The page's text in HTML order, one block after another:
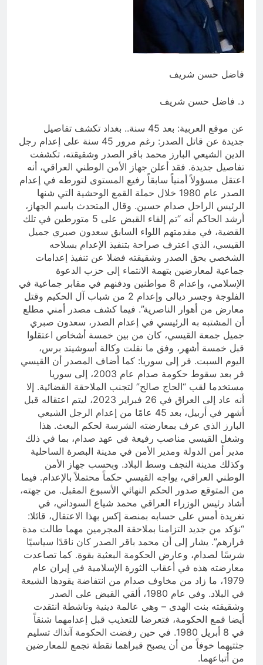
زينب واسطورة الخلود الشيعة
فاضل حسن شريف
د. فاضل حسن شريف
عن موقع العربية: بعد 45 سنة.. بغداد تكشف تفاصيل
جديدة عن قاتل الصدر: رغم مرور 45 سنة على إعدام رجل
الدين الشيعي البارز محمد باقر الصدر وشقيقته، تكشفت
تفاصيل جديدة. فقد أعلن جهاز الأمن الوطني العراقي، أنه
اعتقل مسؤولاً أمنياً سابقاً رفيع المستوى لتورطه في إعدام
الصدر عام 1980 خلال حملة القمع الوحشية التي شنها
الرئيس الراحل صدام حسين. وقال المتحدث باسم الجهاز،
أرشد الحاكم أنه “تم إلقاء القبض على 5 متورطين في تلك
القضية، في مقدمتهم اللواء السابق سعدون صبري جميل
القيسي، الذي اعترف صراحة بتنفيذ الإعدام بسلاحه
الشخصي بحق الصدر وشقيقته فضلا عن تنفيذ إعدامات
جماعية لمعارضين بتهمة الانتماء إلى حزب الدعوة
الإسلامي، وإعدام 8 مواطنين ودفنهم في مقابر جماعية في
الفلوجة وجسر ديالى وإعدام 2 من شباب آل الحكيم وقتل
معارض من أهوار الناصرية”. فيما كشف مصدر أمني مطلع
أن المشتبه به الرئيسي في إعدام الصدر، سعدون صبري
جميل جمعة القيسي، كان من بين خمسة أشخاص اعتقلوا
قبل خمسة أشهر، وفق ما نقلت وكالة أسوشيتد برس،
اليوم السبت. فر إلى سوريا: كما أضاف المصدر أن القيسي
فر بعد سقوط حكومة صدام عام 2003، إلى سوريا
مستخدما لقب “الحاج صالح” لتجنب الملاحقة القضائية. إلا
أنه عاد إلى العراق في 26 فبراير 2023، ليتم اعتقاله قبل
أشهر في أربيل، بعد 45 عامًا من إعدام الرجل الشيعي
البارز الذي عرف بمعارضته الشرسة لحكم البعث. هذا
وشغل القيسي مناصب رفيعة في عهد صدام، بما في ذلك
مدير أمن الدولة ومدير الأمن في مدينة البصرة الساحلية
وكذلك مدينة النجف وسط البلاد. وبحسب جهاز الأمن
الوطني العراقي، يواجه القيسي حكماً محتملاً بالإعدام. فيما
من المتوقع صدور الحكم النهائي الأسبوع المقبل. من جهته،
أشاد رئيس الوزراء العراقي محمد شياع السوداني، في
تغريدة أمس على حسابه بمنصة إكس بهذا الاعتقال، قائلا:
“نؤكد من جديد التزامنا بملاحقة المجرمين مهما طالت مدة
فرارهم”. يشار إلى أن محمد باقر الصدر كان ناقدًا سياسيًا
شرسًا لصدام، وعارض الحكومة البعثية بقوة. كما تصاعدت
معارضته هذه في أعقاب الثورة الإسلامية في إيران عام
1979، ما زاد من مخاوف صدام من انتفاضة يقودها الشيعة
في البلاد. وفي عام 1980، ألقي القبض على الصدر
وشقيقته بنت الهدى – وهي عالمة دينية وناشطة انتقدت
أيضا قمع الحكومة، فتعرضا للتعذيب قبل إعدامهما شنقاً
في 8 أبريل 1980. في حين رفضت الحكومة آنذاك تسليم
جثتيهما خوفاً من أن يصبح قبراهما نقطة تجمع للمعارضين
من أتباعهما.